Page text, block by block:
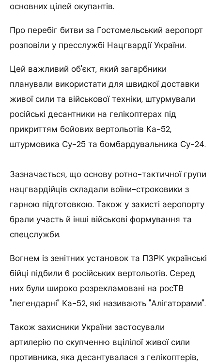
основних цілей окупантів.
Про перебіг битви за Гостомельський аеропорт
розповіли у пресслужбі Нацгвардії України.
Цей важливий об'єкт, який загарбники
планували використати для швидкої доставки
живої сили та військової техніки, штурмували
російські десантники на гелікоптерах під
прикриттям бойових вертольотів Ка-52,
штурмовика Су-25 та бомбардувальника Су-24.
Зазначається, що основу ротно-тактичної групи
нацгвардійців складали воїни-строковики з
гарною підготовкою. Також у захисті аеропорту
брали участь й інші військові формування та
спецслужби.
Вогнем із зенітних установок та ПЗРК українські
бійці підбили 6 російських вертольотів. Серед
них були широко розрекламовані на росТВ
"легендарні" Ка-52, які називають "Алігаторами".
Також захисники України застосували
артилерію по скупченню вцілілої живої сили
противника, яка десантувалася з гелікоптерів,